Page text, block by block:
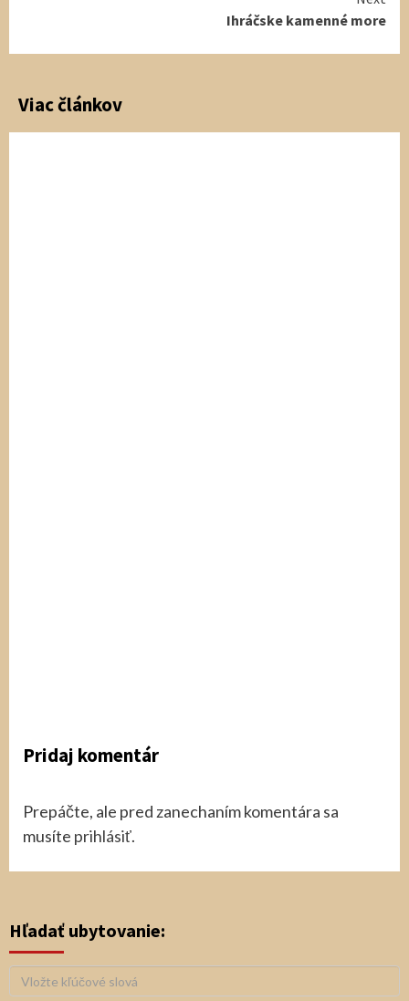
Ihráčske kamenné more
Viac článkov
Pridaj komentár
Prepáčte, ale pred zanechaním komentára sa
musíte prihlásiť.
Hľadať ubytovanie: